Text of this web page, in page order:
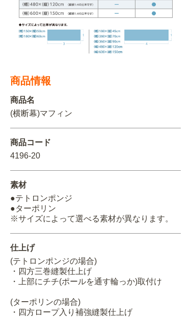
車・バイク関連 その他
OTHER ITEMS
ORIGINAL ORDER
お支払方法
オリジナルオーダー制作事例
商品情報
商品名
(横断幕)マフィン
商品コード
4196-20
素材
●テトロンポンジ
●ターポリン
※サイズによって選べる素材が異なります。
仕上げ
(テトロンポンジの場合)
・四方三巻縫製仕上げ
・上部にチチ(ポールを通す輪っか)取付け
(ターポリンの場合)
・四方ロープ入り補強縫製仕上げ